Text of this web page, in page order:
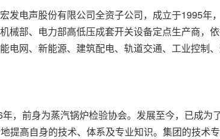
发电声股份有限公司全资子公司，成立于1995年
械部、电力部高低压成套开关设备定点生产商
电网、新能源、建筑配电、轨道交通、工业控制
，前身为蒸汽锅炉检验协会。发展至今，已成
提高自身的技术、体系及专业知识。集团的技